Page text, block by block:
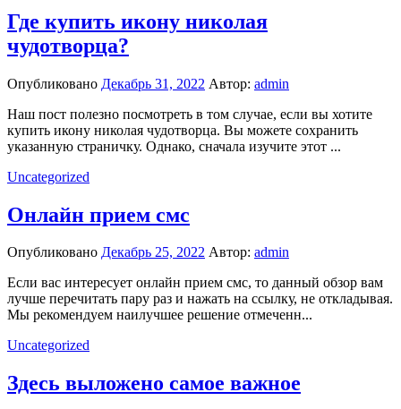
Где купить икону николая
чудотворца?
Опубликовано Декабрь 31, 2022 Автор: admin
Наш пост полезно посмотреть в том случае, если вы хотите
купить икону николая чудотворца. Вы можете сохранить
указанную страничку. Однако, сначала изучите этот ...
Uncategorized
Онлайн прием смс
Опубликовано Декабрь 25, 2022 Автор: admin
Если вас интересует онлайн прием смс, то данный обзор вам
лучше перечитать пару раз и нажать на ссылку, не откладывая.
Мы рекомендуем наилучшее решение отмеченн...
Uncategorized
Здесь выложено самое важное